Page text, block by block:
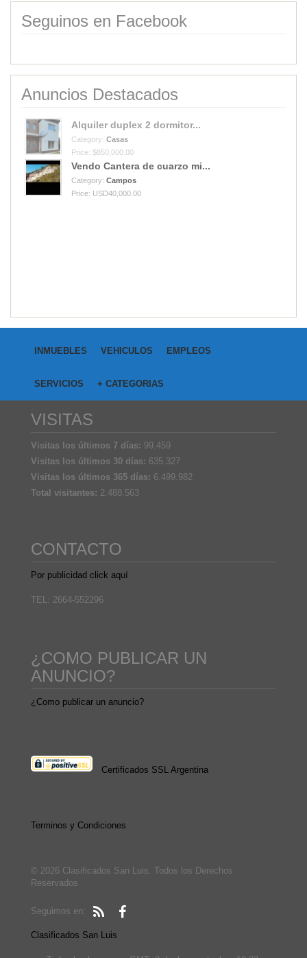
Seguinos en Facebook
Anuncios Destacados
Alquiler duplex 2 dormitor...
Category: Casas
Price: $850,000.00
Vendo Cantera de cuarzo mi...
Category: Campos
Price: USD40,000.00
INMUEBLES VEHICULOS EMPLEOS
SERVICIOS + CATEGORIAS
VISITAS
Visitas los últimos 7 días: 99.459
Visitas los últimos 30 días: 635.327
Visitas los últimos 365 días: 6.499.982
Total visitantes: 2.488.563
CONTACTO
Por publicidad click aquí
TEL: 2664-552296
¿COMO PUBLICAR UN
ANUNCIO?
¿Como publicar un anuncio?
Certificados SSL Argentina
Terminos y Condiciones
© 2026 Clasificados San Luis. Todos los Derechos
Reservados
Seguimos en:
Clasificados San Luis